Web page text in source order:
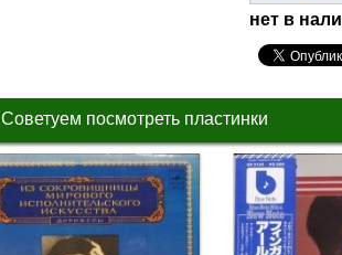
нет в
Советуем посмотреть пластинки